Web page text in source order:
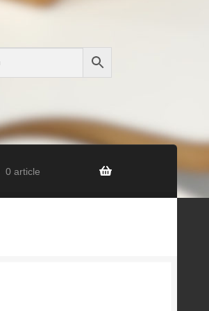
0 article